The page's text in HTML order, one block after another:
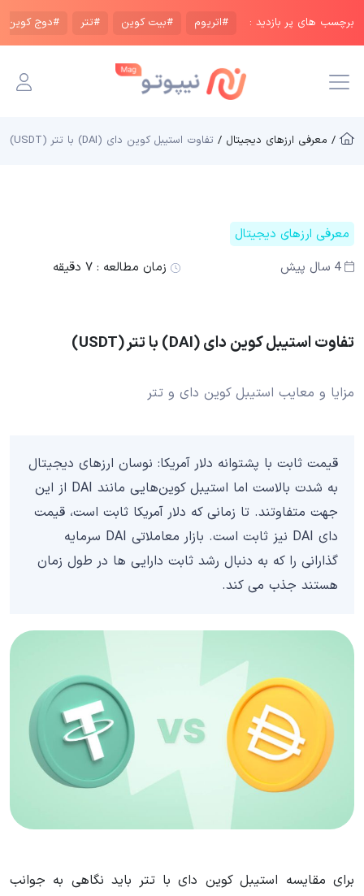
برچسب های پر بازدید : #اتریوم #بیت کوین #تتر #دوج کوین
/ معرفی ارزهای دیجیتال / تفاوت استیبل کوین دای (DAI) با تتر (USDT)
معرفی ارزهای دیجیتال
4 سال پیش
زمان مطالعه : ۷ دقیقه
تفاوت استیبل کوین دای (DAI) با تتر (USDT)
مزایا و معایب استیبل کوین دای و تتر
قیمت ثابت با پشتوانه دلار آمریکا: نوسان ارزهای دیجیتال
به شدت بالاست اما استیبل کوین‌هایی مانند DAI از این
جهت متفاوتند. تا زمانی که دلار آمریکا ثابت است، قیمت
دای DAI نیز ثابت است. بازار معاملاتی DAI سرمایه
گذارانی را که به دنبال رشد ثابت دارایی ها در طول زمان
هستند جذب می کند.
برای مقایسه استیبل کوین دای با تتر باید نگاهی به جوانب